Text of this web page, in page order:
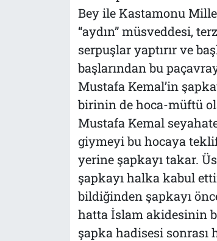
Bey ile Kastamonu
“aydın” müsveddesi,
serpuşlar yaptırır ve
başlarından bu
Mustafa Kemal’in
birinin de hoca-müftü
Mustafa Kemal
giymeyi bu hocaya teklif
yerine şapkayı takar.
şapkayı halka kabul
bildiğinden şapkayı
hatta İslam akidesinin
şapka hadisesi sonrası